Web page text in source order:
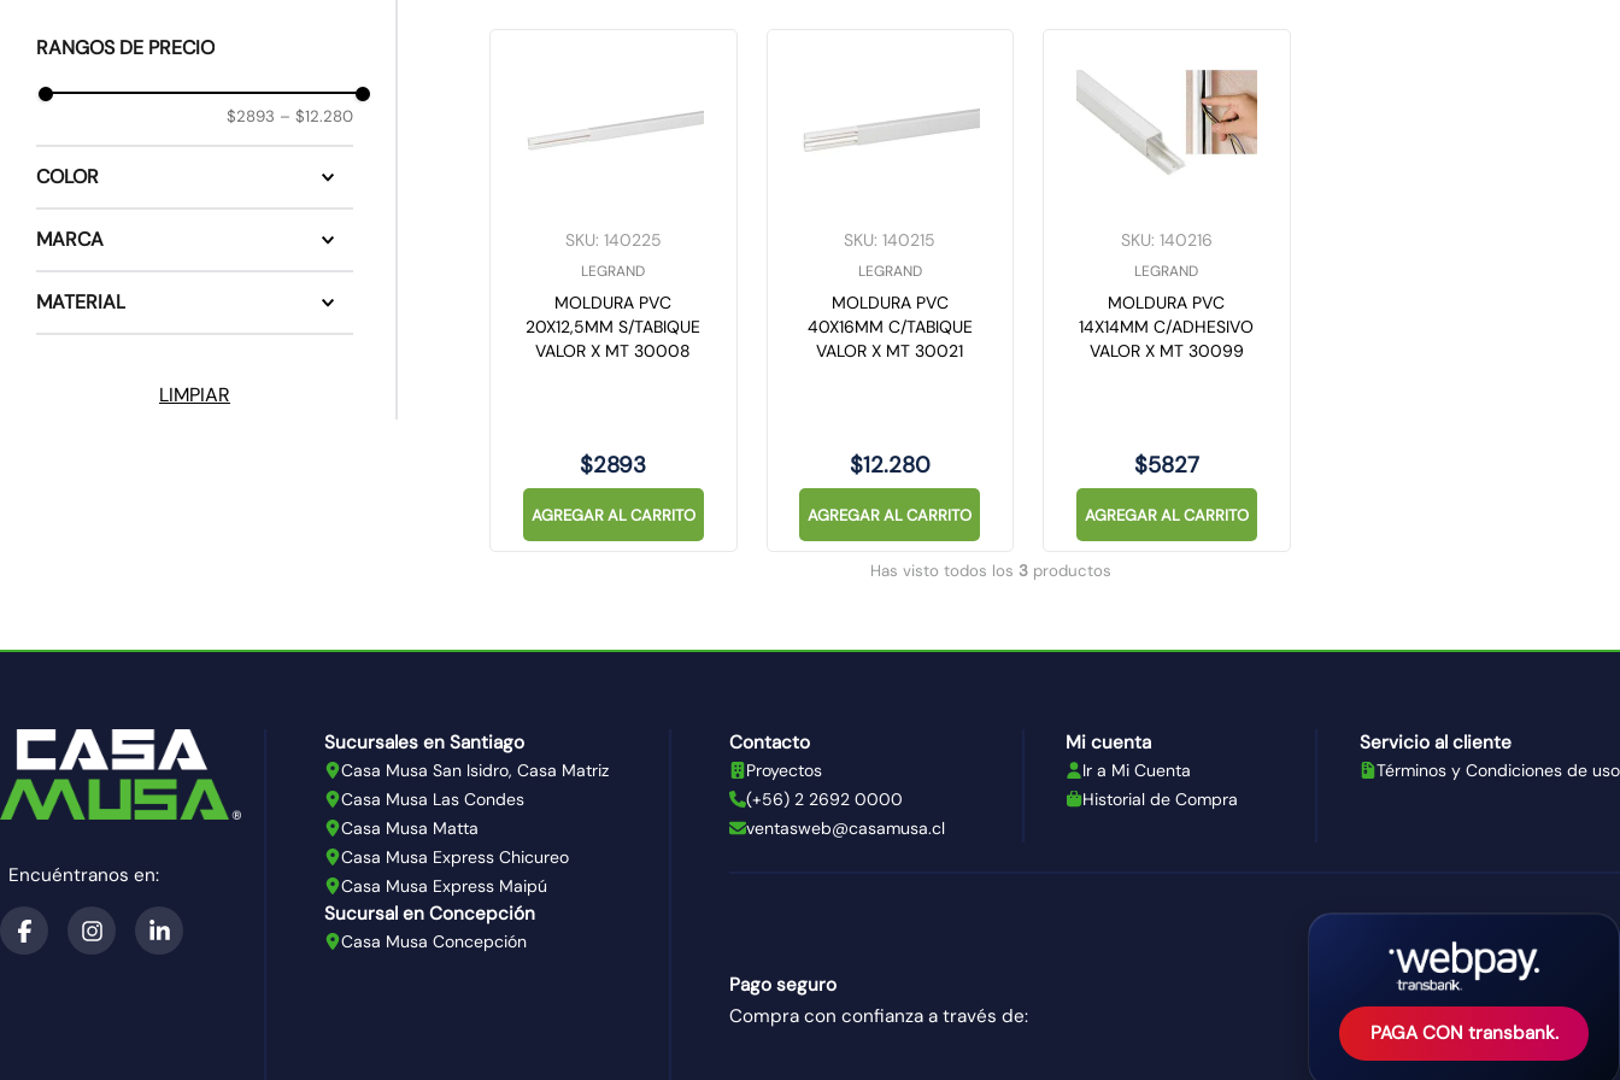
COLOR
MARCA
MATERIAL
RANGOS DE PRECIO
$2893 – $12.280
SKU: 140225
LEGRAND
MOLDURA PVC
20X12,5MM S/TABIQUE
VALOR X MT 30008
$2893
AGREGAR AL CARRITO
SKU:140215
LEGRAND
MOLDURA PVC
40X16MM C/TABIQUE
VALOR X MT 30021
$12.280
AGREGAR AL CARRITO
SKU: 140216
LEGRAND
MOLDURA PVC
14X14MM C/ADHESIVO
VALOR X MT 30099
$5827
AGREGAR AL CARRITO
Has visto todos los 3 productos
Encuéntranos en:
Sucursales en Santiago
Casa Musa San Isidro, Casa Matriz
Casa Musa Las Condes
Casa Musa Matta
Casa Musa Express Chicureo
Casa Musa Express Maipú
Sucursal en Concepción
Casa Musa Concepción
Contacto
Proyectos
(+56) 2 2692 0000
ventasweb@casamusa.cl
Mi cuenta
Ir a Mi Cuenta
Historial de Compra
Servicio al cliente
Términos y Condiciones de uso
Pago seguro
Compra con confianza a través de:
PAGA CON transbank.